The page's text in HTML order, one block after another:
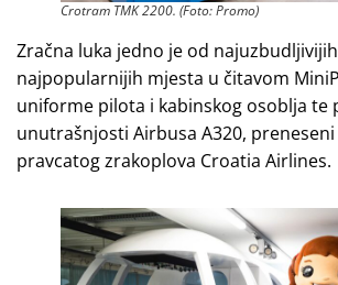
Crotram TMK 2200. (Foto: Promo)
Zračna luka jedno je od
najpopularnijih mjesta u čitavom
uniforme pilota i kabinskog osoblja te
unutrašnjosti Airbusa A320,
pravcatog zrakoplova Croatia Airlines.